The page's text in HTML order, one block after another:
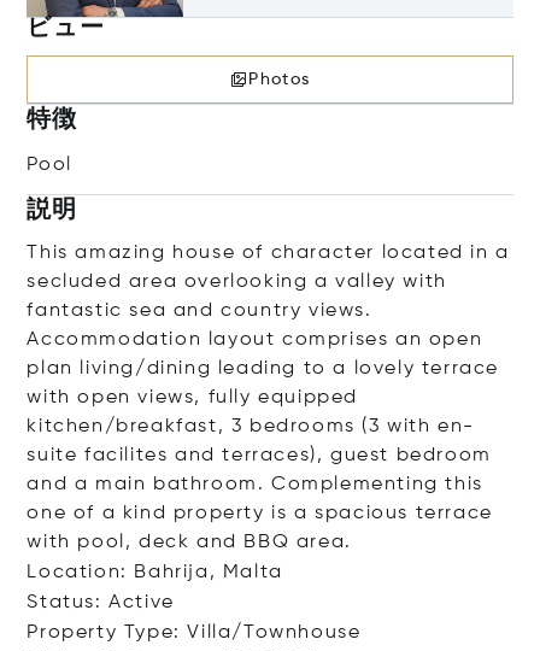
ビュー
Photos
特徴
Pool
説明
This amazing house of character located in a
secluded area overlooking a valley with
fantastic sea and country views.
Accommodation layout comprises an open
plan living/dining leading to a lovely terrace
with open views, fully equipped
kitchen/breakfast, 3 bedrooms (3 with en-
suite facilites and terraces), guest bedroom
and a main bathroom. Complementing this
one of a kind property is a spacious terrace
with pool, deck and BBQ area.
Location: Bahrija, Malta
Status: Active
Property Type: Villa/Townhouse